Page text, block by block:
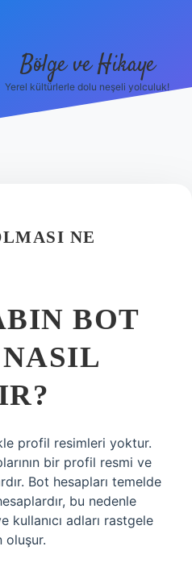
Bölge ve Hikaye
Yerel kültürlerle dolu neşeli yolculuk!
NE
BOT
profil resimleri yoktur.
bir profil resmi ve
Bot hesapları temelde
bu nedenle
kullanıcı adları rastgele
oluşur.